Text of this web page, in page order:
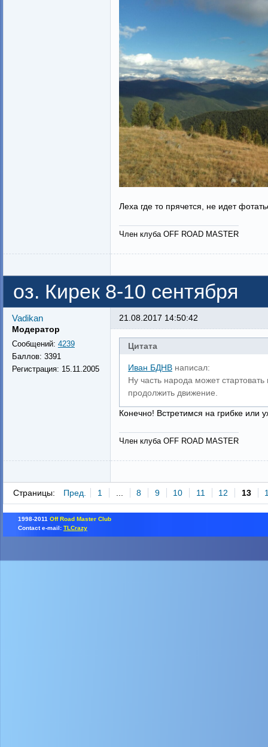
Леха где то прячется, не идет
Член клуба OFF ROAD MASTER
оз. Кирек 8-10 сентября
Vadikan
Модератор
Сообщений: 4239
Баллов: 3391
Регистрация: 15.11.2005
21.08.2017 14:50:42
Цитата
Иван БДНВнаписал:
Ну часть народа может
продолжить движение.
Конечно! Встретимся на грибке или
Член клуба OFF ROAD MASTER
Страницы: Пред. 1 ... 8 9 10 11 12 13
1998-2011 Off Road Master Club
Contact e-mail: TLCrazy